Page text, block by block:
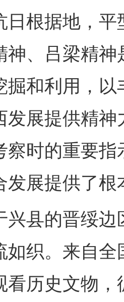
日根据地，
神、吕梁精
掘和利用，
发展提供精
察时的重要
发展提供了根
的晋绥边
如织。来自
看历史文物